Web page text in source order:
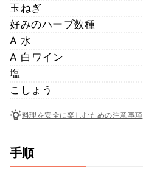
玉ねぎ
好みのハーブ数種
A 水
A 白ワイン
塩
こしょう
料理を安全に楽しむための注意事項
手順